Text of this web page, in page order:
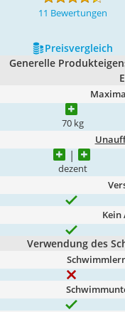
11 Bewertungen
Preis­vergleich
Generelle
70 kg
dezent
Kein
Verwendung des